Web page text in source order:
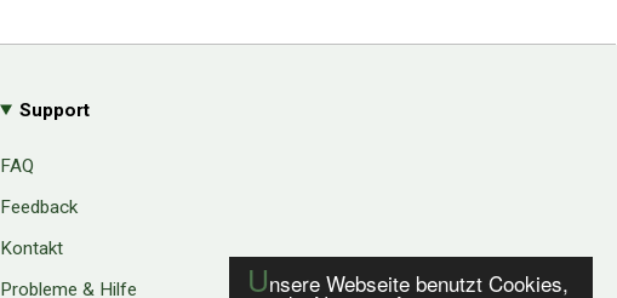
Unsere Webseite benutzt Cookies,
Support
FAQ
Feedback
Kontakt
Probleme & Hilfe